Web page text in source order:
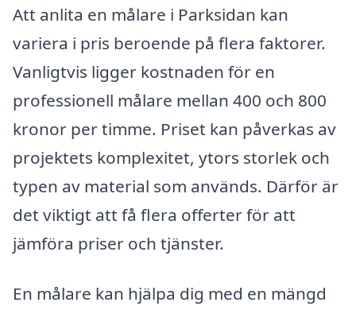
Att anlita en målare i Parksidan kan
variera i pris beroende på flera faktorer.
Vanligtvis ligger kostnaden för en
professionell målare mellan 400 och 800
kronor per timme. Priset kan påverkas av
projektets komplexitet, ytors storlek och
typen av material som används. Därför är
det viktigt att få flera offerter för att
jämföra priser och tjänster.
En målare kan hjälpa dig med en mängd